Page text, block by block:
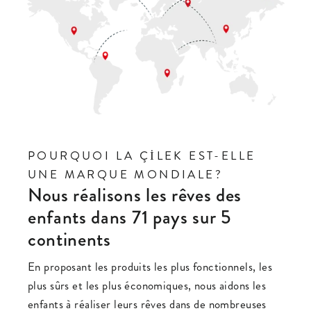
POURQUOI LA ÇİLEK EST-ELLE
UNE MARQUE MONDIALE?
Nous réalisons les rêves des
enfants dans 71 pays sur 5
continents
En proposant les produits les plus fonctionnels, les
plus sûrs et les plus économiques, nous aidons les
enfants à réaliser leurs rêves dans de nombreuses